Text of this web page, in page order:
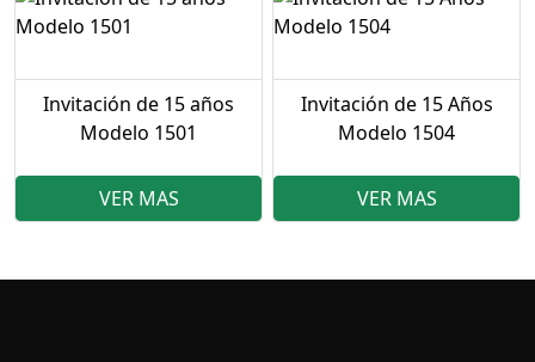
Invitación de 15 años
Modelo 1501
VER MAS
Invitación de 15 Años
Modelo 1504
VER MAS